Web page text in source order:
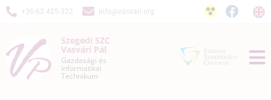
+36-62 425-322 info@vasvari.org
Szegedi SZC
Vasvári Pál
Gazdasági és
Informatikai
Technikum